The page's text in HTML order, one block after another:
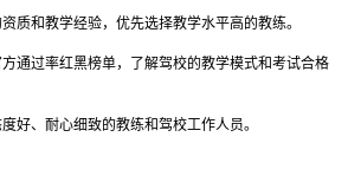
质和教学经验，优先选择教学水平高的教练。
通过率红黑榜单，了解驾校的教学模式和考试合格
好、耐心细致的教练和驾校工作人员。